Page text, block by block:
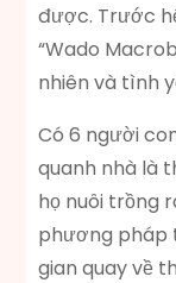
được. Trước
“Wado
nhiên và tình
Có 6 người
quanh nhà là
họ nuôi trồng
phương pháp
gian quay về